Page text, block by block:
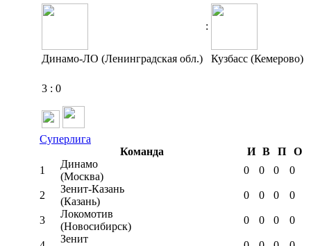
:
Динамо-ЛО (Ленинградская обл.) Кузбасс (Кемерово)
3 : 0
Суперлига
Команда
И В П
О
1
Динамо
(Москва)
0 0 0 0
2
Зенит-Казань
(Казань)
0 0 0 0
3
Локомотив
(Новосибирск)
0 0 0 0
Зенит